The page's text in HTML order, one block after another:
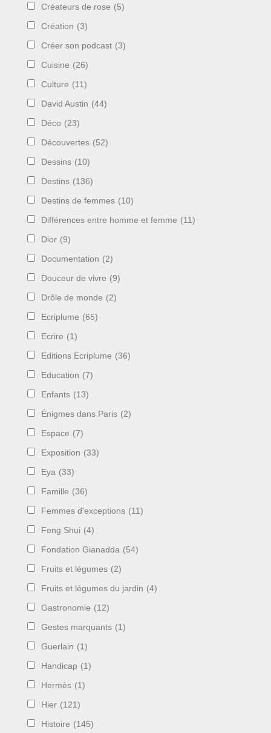
Créateurs de rose (5)
Création (3)
Créer son podcast (3)
Cuisine (26)
Culture (11)
David Austin (44)
Déco (23)
Découvertes (52)
Dessins (10)
Destins (136)
Destins de femmes (10)
Différences entre homme et femme (11)
Dior (9)
Documentation (2)
Douceur de vivre (9)
Drôle de monde (2)
Ecriplume (65)
Ecrire (1)
Editions Ecriplume (36)
Education (7)
Enfants (13)
Énigmes dans Paris (2)
Espace (7)
Exposition (33)
Eya (33)
Famille (36)
Femmes d'exceptions (11)
Feng Shui (4)
Fondation Gianadda (54)
Fruits et légumes (2)
Fruits et légumes du jardin (4)
Gastronomie (12)
Gestes marquants (1)
Guerlain (1)
Handicap (1)
Hermès (1)
Hier (121)
Histoire (145)